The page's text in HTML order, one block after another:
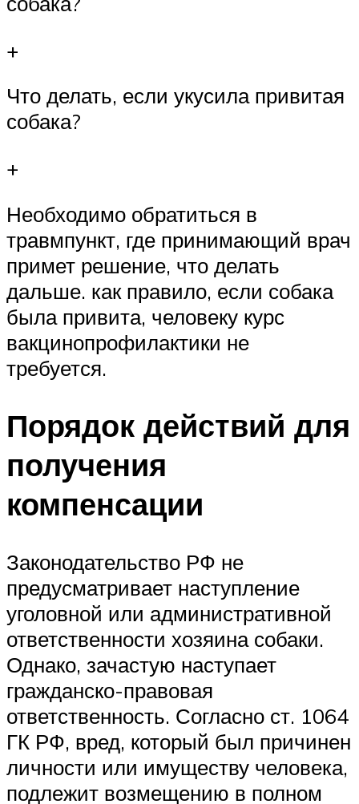
+
Что делать, если укусила привитая
собака?
+
Необходимо обратиться в
травмпункт, где принимающий врач
примет решение, что делать
дальше. как правило, если собака
была привита, человеку курс
вакцинопрофилактики не
требуется.
Порядок действий для
получения
компенсации
Законодательство РФ не
предусматривает наступление
уголовной или административной
ответственности хозяина собаки.
Однако, зачастую наступает
гражданско-правовая
ответственность. Согласно ст. 1064
ГК РФ, вред, который был причинен
личности или имуществу человека,
подлежит возмещению в полном